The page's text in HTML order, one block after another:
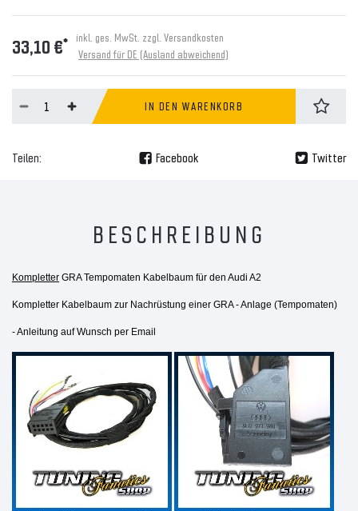
33,10 €* inkl. ges. MwSt. zzgl. Versandkosten
Versand für DE (Ausland abweichend)
IN DEN WARENKORB
Teilen: Facebook Twitter
BESCHREIBUNG
Kompletter GRA Tempomaten Kabelbaum für den Audi A2
Kompletter Kabelbaum zur Nachrüstung einer GRA - Anlage (Tempomaten)
- Anleitung auf Wunsch per Email